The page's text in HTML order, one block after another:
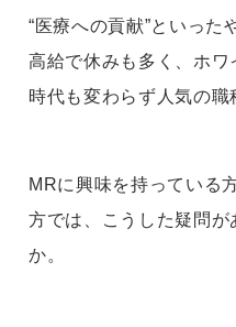
“医療への貢献”といった
高給で休みも多く、ホ
時代も変わらず人気の職
MRに興味を持っている
方では、こうした疑問が
か。